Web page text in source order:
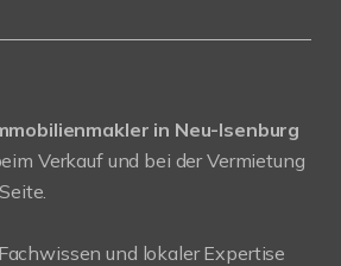
in Neu-Isenburg
Verkauf und bei der Vermietung
und lokaler Expertise